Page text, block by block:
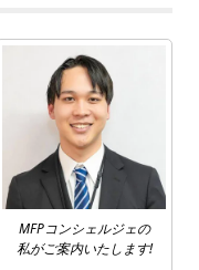
MFPコンシェルジェの
私がご案内いたします!